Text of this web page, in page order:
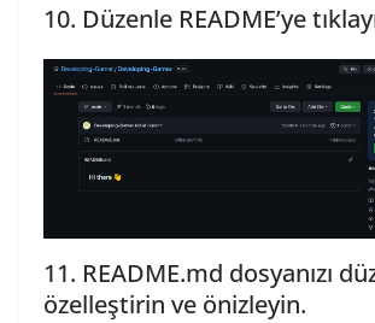
10. Düzenle README’ye
11. README.md dosyanızı
özelleştirin ve önizleyin.